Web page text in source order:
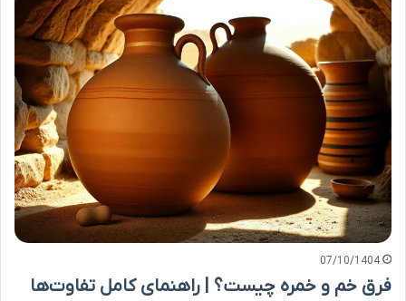
07/10/1404
فرق خم و خمره چیست؟ | راهنمای کامل تفاوت‌ها